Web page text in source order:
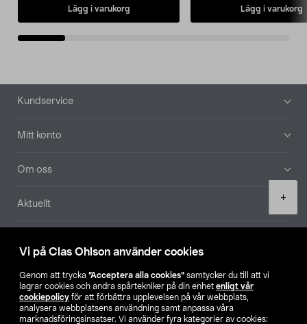
Vi på Clas Ohlson använder cookies
Genom att trycka ”Acceptera alla cookies” samtycker du till att vi
lagrar cookies och andra spårtekniker på din enhet enligt vår
cookiepolicy för att förbättra upplevelsen på vår webbplats,
analysera webbplatsens användning samt anpassa våra
marknadsföringsinsatser. Vi använder fyra kategorier av cookies:
+
Lägg i varukorg Lägg i varukorg
Sidfot
Kundservice
Mitt konto
Om oss
Aktuellt
Hitta butik
SE NO FI